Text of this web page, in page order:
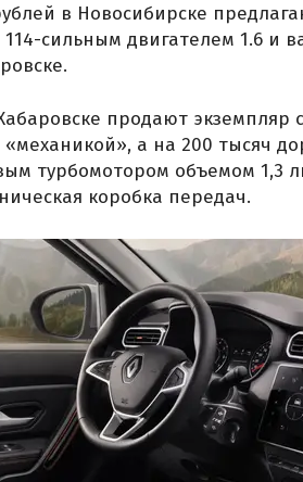
в Новосибирске
сильным двигателем 1.6 и
продают экземпляр
а на 200 тысяч
турбомотором объемом 1,3
коробка передач.